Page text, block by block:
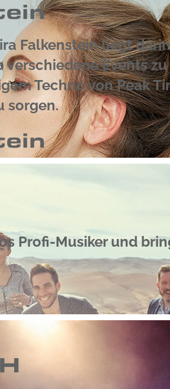
Falkenstein liegt
Events
Techno von Peak
sorgen.
Profi-Musiker und